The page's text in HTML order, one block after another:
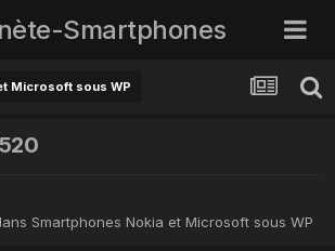
Smartphones
Microsoft sous WP
Smartphones Nokia et Microsoft sous WP